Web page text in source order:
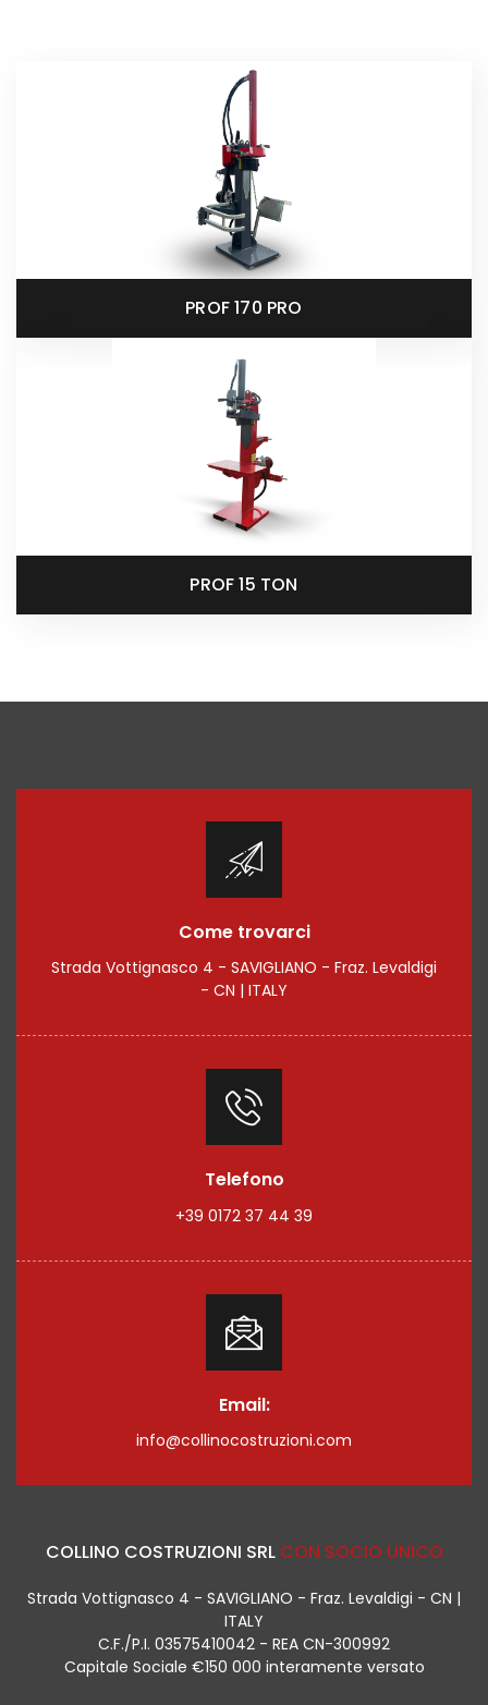
PROF 170 PRO
PROF 15 TON
Come trovarci
Strada Vottignasco 4 - SAVIGLIANO - Fraz. Levaldigi
- CN | ITALY
Telefono
+39 0172 37 44 39
Email:
info@collinocostruzioni.com
COLLINO COSTRUZIONI SRL CON SOCIO UNICO
Strada Vottignasco 4 - SAVIGLIANO - Fraz. Levaldigi - CN |
ITALY
C.F./P.I. 03575410042 - REA CN-300992
Capitale Sociale €150 000 interamente versato